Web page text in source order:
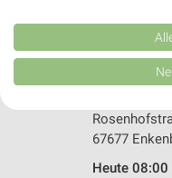
511,45 km •
67677
Heute 08:00
Kombinationen von Daten aus
Verbesserung der Angebote.
von Inhalten.
Daten können außerhalb der
Website/App.
Partnerliste anzeigen (1
Wir nutzen Ihre Daten für